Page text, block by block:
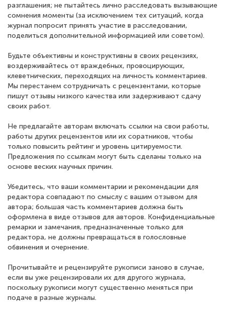
разглашения; не пытайтесь лично расследовать вызывающие
сомнения моменты (за исключением тех ситуаций, когда
журнал попросит принять участие в расследовании,
поделиться дополнительной информацией или советом).
Будьте объективны и конструктивны в своих рецензиях,
воздерживайтесь от враждебных, провоцирующих,
клеветнических, переходящих на личность комментариев.
Мы перестанем сотрудничать с рецензентами, которые
пишут отзывы низкого качества или задерживают сдачу
своих работ.
Не предлагайте авторам включать ссылки на свои работы,
работы других рецензентов или их соратников, чтобы
только повысить рейтинг и уровень цитируемости.
Предложения по ссылкам могут быть сделаны только на
основе веских научных причин.
Убедитесь, что ваши комментарии и рекомендации для
редактора совпадают по смыслу с вашим отзывом для
автора; большая часть комментариев должна быть
оформлена в виде отзывов для авторов. Конфиденциальные
ремарки и замечания, предназначенные только для
редактора, не должны превращаться в голословные
обвинения и очернение.
Прочитывайте и рецензируйте рукописи заново в случае,
если вы уже рецензировали их для другого журнала,
поскольку рукописи могут существенно меняться при
подаче в разные журналы.